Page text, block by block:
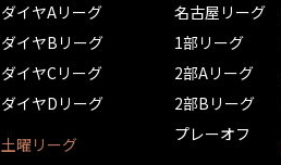
ダイヤAリーグ
ダイヤBリーグ
ダイヤCリーグ
ダイヤDリーグ
土曜リーグ
名古屋リーグ
1部リーグ
2部Aリーグ
2部Bリーグ
プレーオフ